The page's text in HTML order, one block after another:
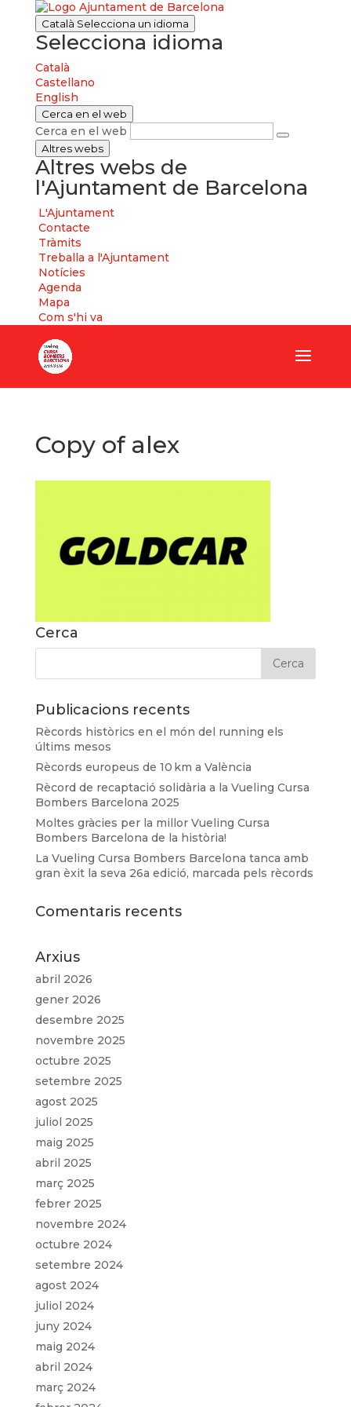
Català Selecciona un idioma
Selecciona idioma
Català
Castellano
English
Cerca en el web
Cerca en el web
Altres webs
Altres webs de
l'Ajuntament de Barcelona
L'Ajuntament
Contacte
Tràmits
Treballa a l'Ajuntament
Notícies
Agenda
Mapa
Com s'hi va
Copy of alex
Cerca
Publicacions recents
Rècords històrics en el món del running els
últims mesos
Rècords europeus de 10 km a València
Rècord de recaptació solidària a la Vueling Cursa
Bombers Barcelona 2025
Moltes gràcies per la millor Vueling Cursa
Bombers Barcelona de la història!
La Vueling Cursa Bombers Barcelona tanca amb
gran èxit la seva 26a edició, marcada pels rècords
Comentaris recents
Arxius
abril 2026
gener 2026
desembre 2025
novembre 2025
octubre 2025
setembre 2025
agost 2025
juliol 2025
maig 2025
abril 2025
març 2025
febrer 2025
novembre 2024
octubre 2024
setembre 2024
agost 2024
juliol 2024
juny 2024
maig 2024
abril 2024
març 2024